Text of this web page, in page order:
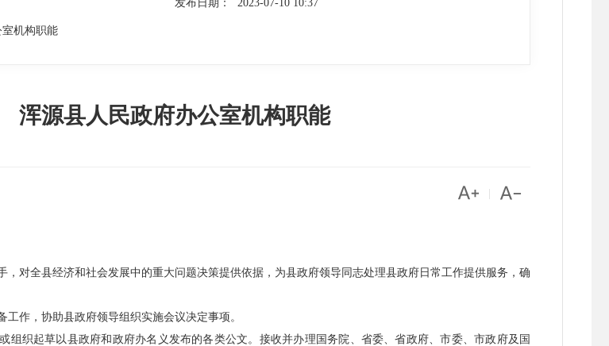
发布日期： 2023-07-10 10:37
机构职能
浑源县人民政府办公室机构职能
 
，对全县经济和社会发展中的重大问题决策提供依据，为县政府领导同志处理县政府日常工作提供服务，确
工作，协助县政府领导组织实施会议决定事项。
组织起草以县政府和政府办名义发布的各类公文。接收并办理国务院、省委、省政府、市委、市政府及国